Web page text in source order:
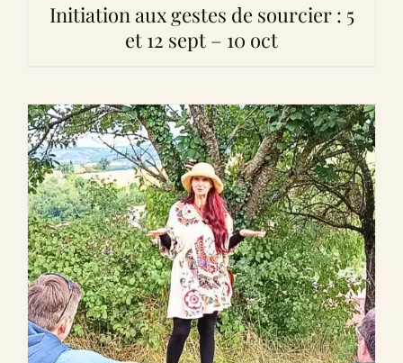
Initiation aux gestes de sourcier : 5
et 12 sept – 10 oct